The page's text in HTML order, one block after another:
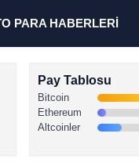
PARA HABERLERİ
Pay Tablosu
Bitcoin
Ethereum
Altcoinler